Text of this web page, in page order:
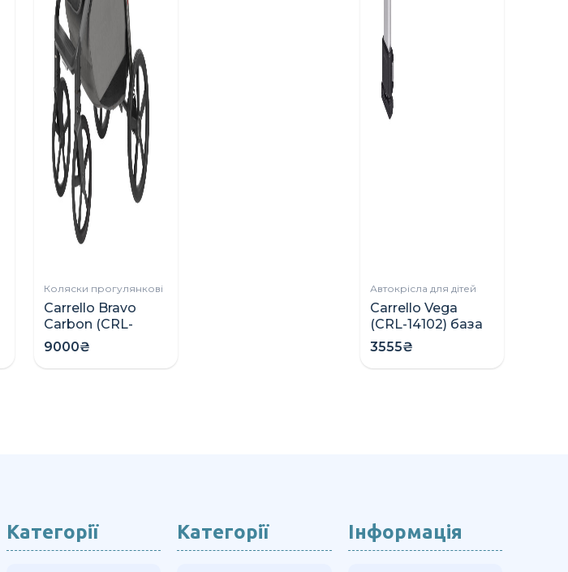
Коляски прогулянкові
Carrello Bravo
Carbon (CRL-
5530)
прогулянкова
коляска
9000₴
Автокрісла для дітей
Carrello Vega
(CRL-14102) база
ISOFIX для
автокрісла
3555₴
Категорії Категорії Інформація